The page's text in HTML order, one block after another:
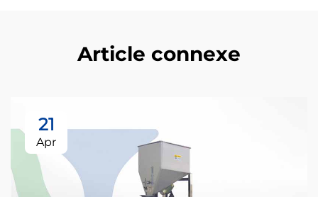
Article connexe
21
Apr